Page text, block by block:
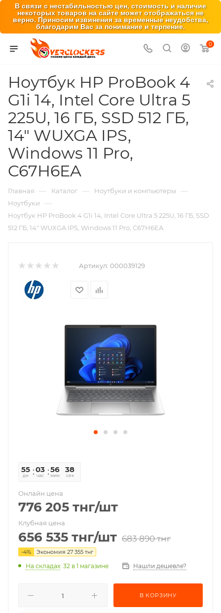
В связи с нестабильностью цен, стоимость и наличие
некоторых товаров на сайте может отображаться не
верно. Приносим извинения за временные неудобства,
благодарим Вас за понимание и терпение.
0
Ноутбук HP ProBook 4
G1i 14, Intel Core Ultra 5
225U, 16 ГБ, SSD 512 ГБ,
14″ WUXGA IPS,
Windows 11 Pro,
C67H6EA
Главная — Каталог — Ноутбуки и компьютеры —
Ноутбуки —
Ноутбук HP ProBook 4 G1i 14, Intel Core Ultra 5 225U, 16 ГБ, SSD
512 ГБ, 14″ WUXGA IPS, Windows 11 Pro, C67H6EA
Артикул: 000039129
55
дн
03
час
56
мин
38
сек
Онлайн цена
776 205 тнг/шт
Клубная цена
656 535 тнг/шт 683 890тнг
-4% Экономия 27 355 тнг
На складах: 32 в 1 магазине Нашли дешевле?
В КОРЗИНУ